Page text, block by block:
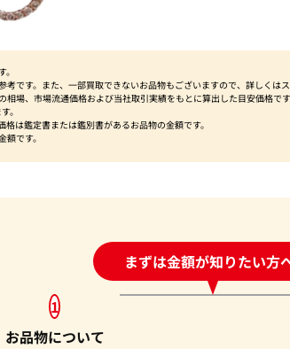
考です。また、一部買取できないお品物もございますので、詳しくは
相場、市場流通価格および当社取引実績をもとに算出した目安価格で
。
は鑑定書または鑑別書があるお品物の金額です。
です。
まずは金額が知りたい方
24時間受付中!問い合わせフ
1
お品物について